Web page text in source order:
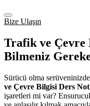
Bize Ulaşın
Trafik ve Çevre
Bilmeniz
Sürücü olma
ve Çevre Bilgisi Ders
işaretleri mi var?